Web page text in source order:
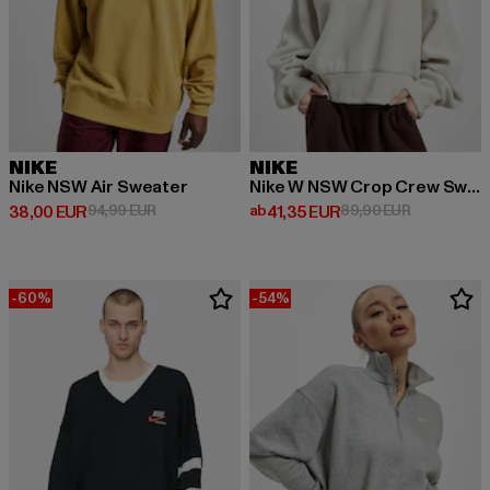
NIKE
Nike NSW Air Sweater
38,00 EUR
Derzeitiger Preis: 38,00 EUR
94,99 EURAktionspreis: 94,99 EUR
NIKE
Nike W NSW Crop Crew Sweater
ab41,35 EUR
Derzeitiger Preis: ab 41,35 EUR
89,90 EUR
-60% -54%